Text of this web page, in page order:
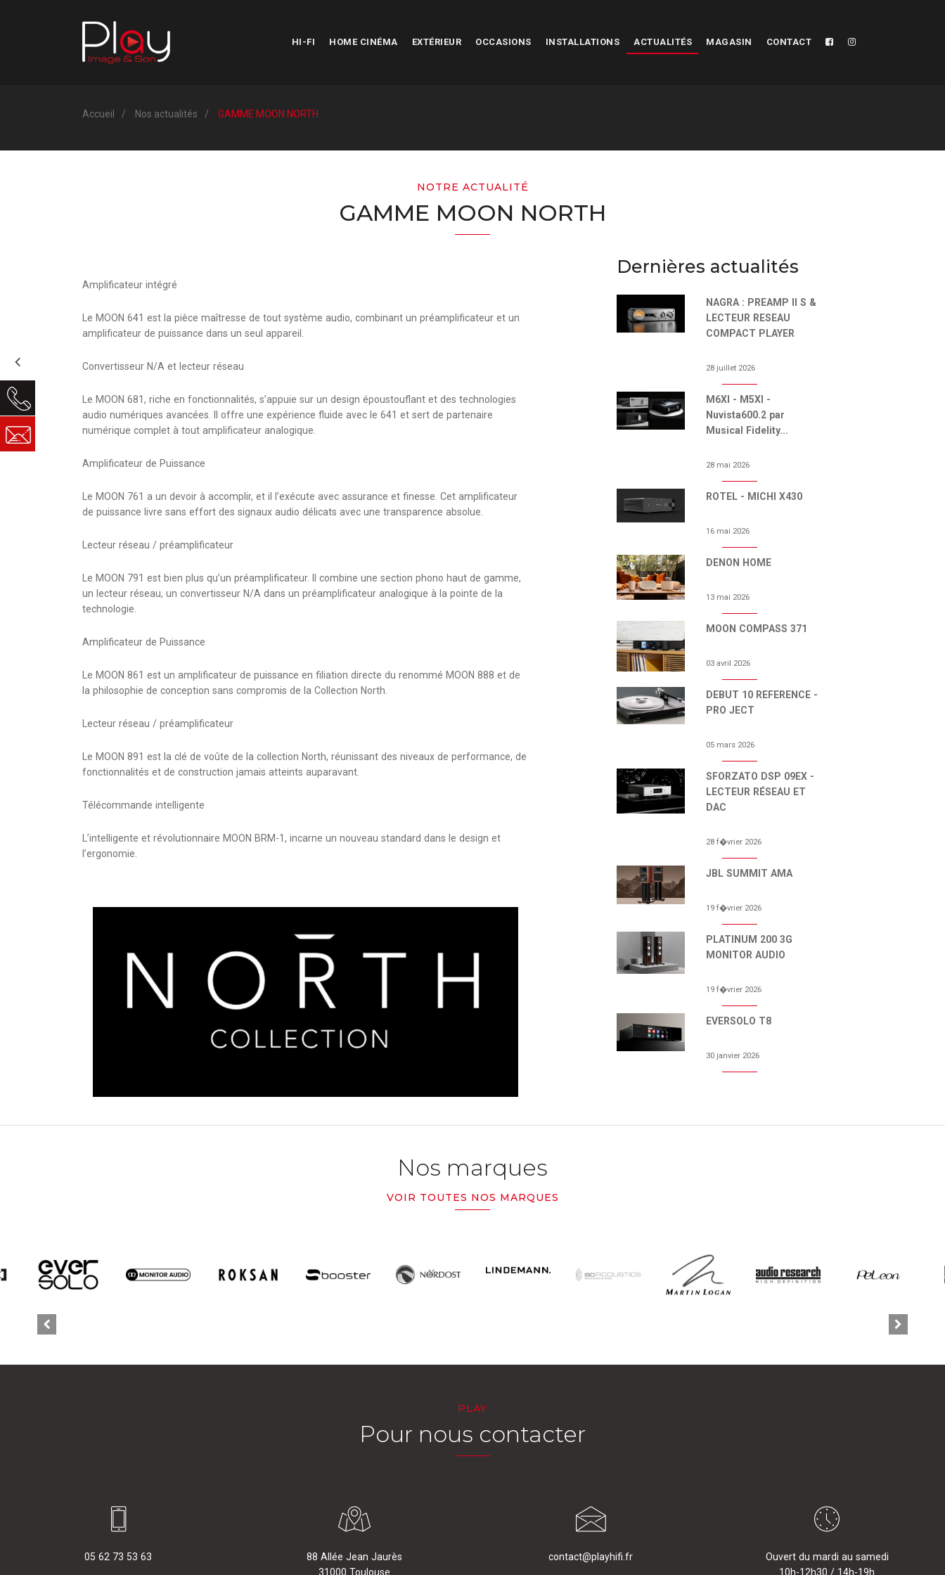
HI-FI HOME CINÉMA EXTÉRIEUR OCCASIONS INSTALLATIONS ACTUALITÉS MAGASIN CONTACT
Accueil Nos actualités GAMME MOON NORTH
NOTRE ACTUALITÉ
GAMME MOON NORTH
Amplificateur intégré
Le MOON 641 est la pièce maîtresse de tout système audio, combinant un préamplificateur et un
amplificateur de puissance dans un seul appareil.
Convertisseur N/A et lecteur réseau
Le MOON 681, riche en fonctionnalités, s’appuie sur un design époustouflant et des technologies
audio numériques avancées. Il offre une expérience fluide avec le 641 et sert de partenaire
numérique complet à tout amplificateur analogique.
Amplificateur de Puissance
Le MOON 761 a un devoir à accomplir, et il l’exécute avec assurance et finesse. Cet amplificateur
de puissance livre sans effort des signaux audio délicats avec une transparence absolue.
Lecteur réseau / préamplificateur
Le MOON 791 est bien plus qu’un préamplificateur. Il combine une section phono haut de gamme,
un lecteur réseau, un convertisseur N/A dans un préamplificateur analogique à la pointe de la
technologie.
Amplificateur de Puissance
Le MOON 861 est un amplificateur de puissance en filiation directe du renommé MOON 888 et de
la philosophie de conception sans compromis de la Collection North.
Lecteur réseau / préamplificateur
Le MOON 891 est la clé de voûte de la collection North, réunissant des niveaux de performance, de
fonctionnalités et de construction jamais atteints auparavant.
Télécommande intelligente
L’intelligente et révolutionnaire MOON BRM-1, incarne un nouveau standard dans le design et
l’ergonomie.
Dernières actualités
NAGRA : PREAMP II S &
LECTEUR RESEAU
COMPACT PLAYER
28 juillet 2026
M6XI - M5XI -
Nuvista600.2 par
Musical Fidelity...
28 mai 2026
ROTEL - MICHI X430
16 mai 2026
DENON HOME
13 mai 2026
MOON COMPASS 371
03 avril 2026
DEBUT 10 REFERENCE -
PRO JECT
05 mars 2026
SFORZATO DSP 09EX -
LECTEUR RÉSEAU ET
DAC
28 f�vrier 2026
JBL SUMMIT AMA
19 f�vrier 2026
PLATINUM 200 3G
MONITOR AUDIO
19 f�vrier 2026
EVERSOLO T8
30 janvier 2026
Nos marques
VOIR TOUTES NOS MARQUES
PLAY
Pour nous contacter
05 62 73 53 63
88 Allée Jean Jaurès
31000 Toulouse
contact@playhifi.fr
Ouvert du mardi au samedi
10h-12h30 / 14h-19h